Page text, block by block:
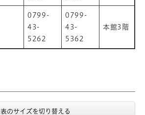
0799-
43-
5262
0799-
43-
5362
本館3階
表のサイズを切り替える